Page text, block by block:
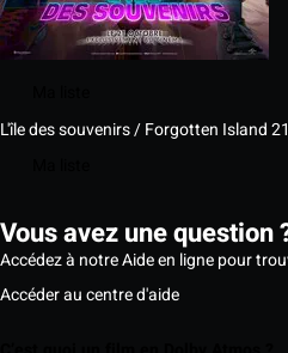
L'île des souvenirs / Forgotten Island
Vous avez une question
Accédez à notre Aide en ligne pour
Accéder au centre d'aide